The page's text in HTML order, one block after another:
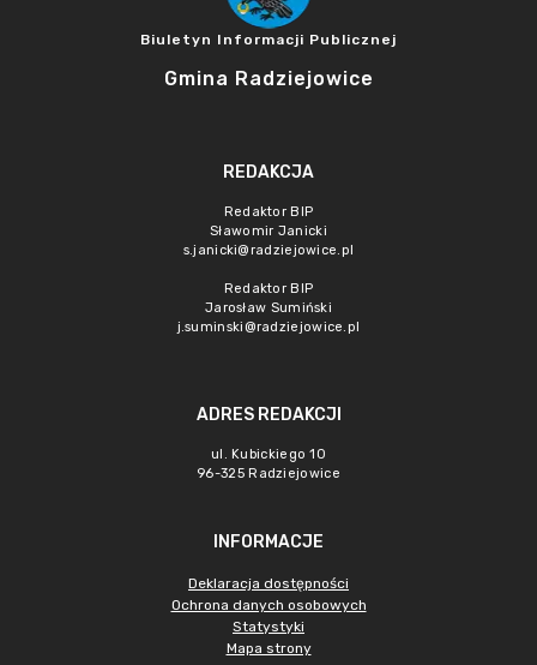
Biuletyn Informacji Publicznej
Gmina Radziejowice
REDAKCJA
Redaktor BIP
Sławomir Janicki
s.janicki@radziejowice.pl
Redaktor BIP
Jarosław Sumiński
j.suminski@radziejowice.pl
ADRES REDAKCJI
ul. Kubickiego 10
96-325 Radziejowice
INFORMACJE
Deklaracja dostępności
Ochrona danych osobowych
Statystyki
Mapa strony